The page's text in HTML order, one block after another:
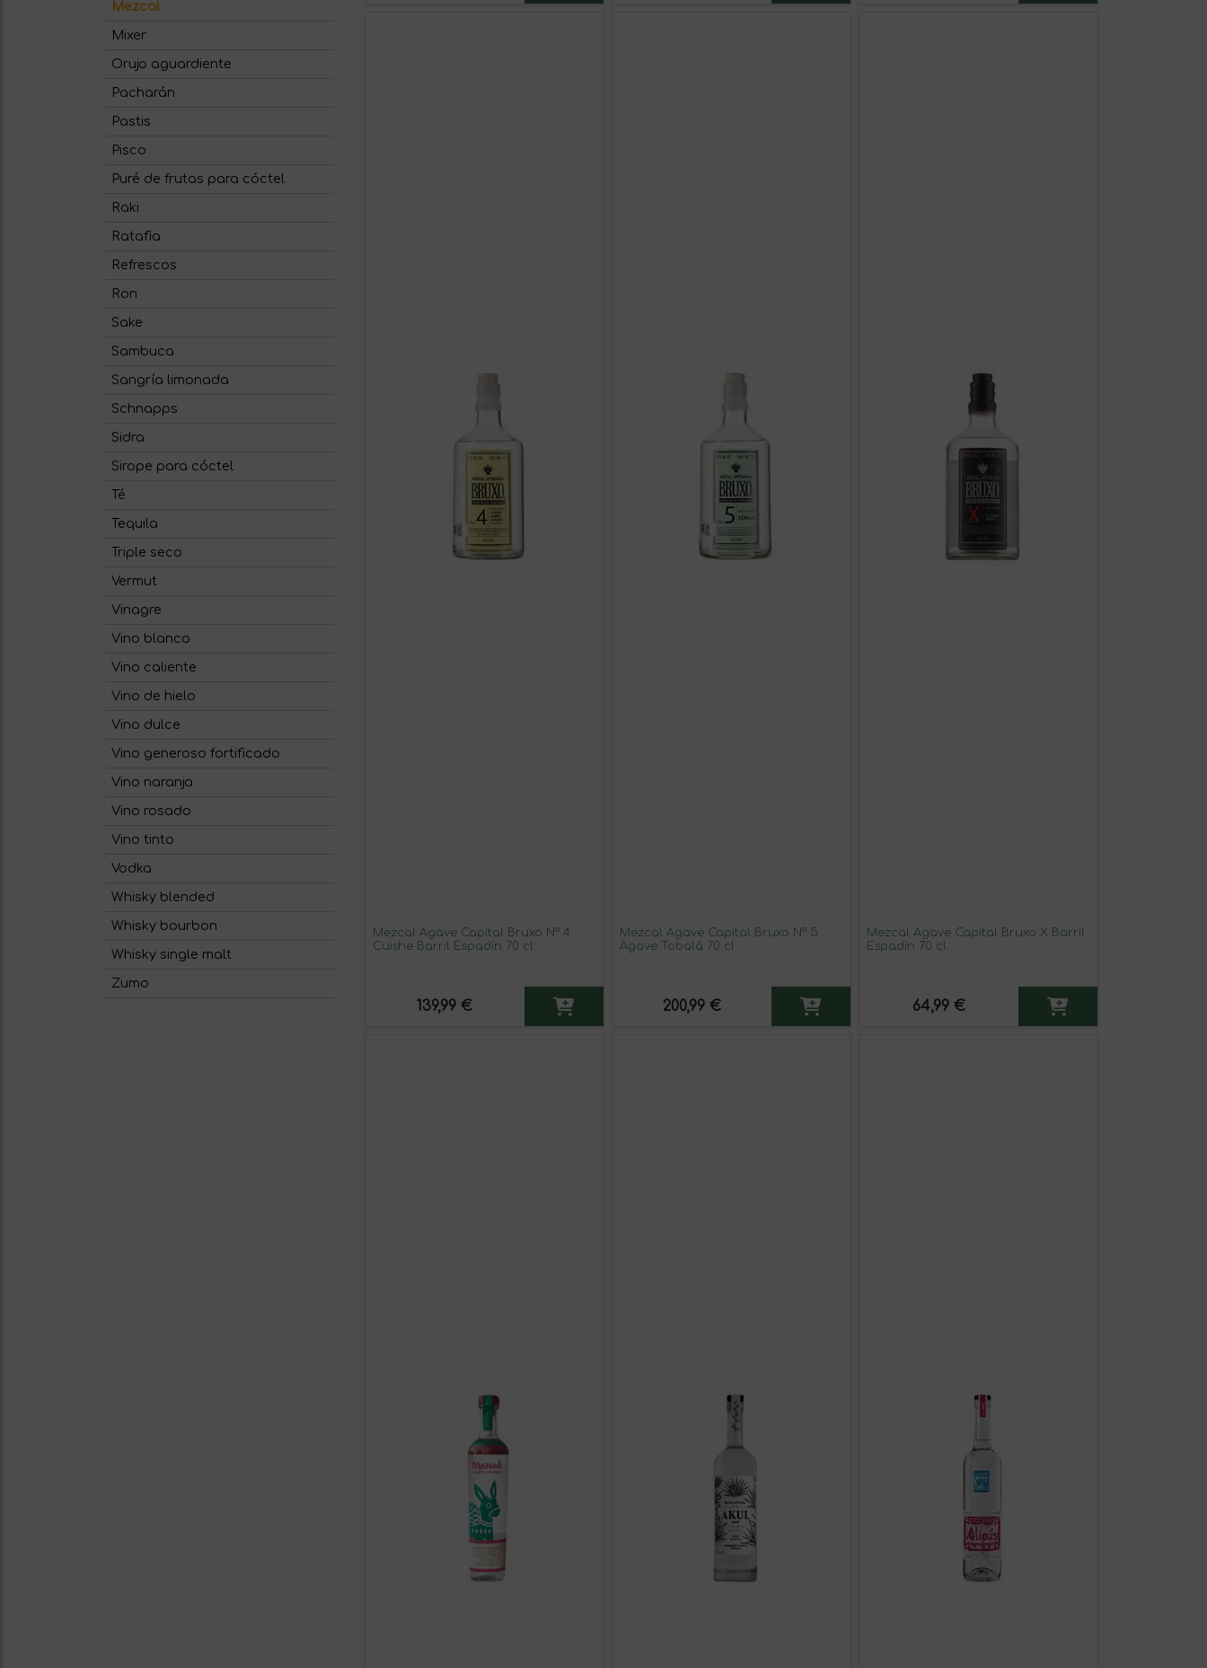
Mezcal
Mixer
Orujo aguardiente
Pacharán
Pastis
Pisco
Puré de frutas para cóctel
Raki
Ratafia
Refrescos
Ron
Sake
Sambuca
Sangría limonada
Schnapps
Sidra
Sirope para cóctel
Té
Tequila
Triple seco
Vermut
Vinagre
Vino blanco
Vino caliente
Vino de hielo
Vino dulce
Vino generoso fortificado
Vino naranja
Vino rosado
Vino tinto
Vodka
Whisky blended
Whisky bourbon
Whisky single malt
Zumo
Mezcal Agave Capital Bruxo Nº 4
Cuishe Barril Espadín 70 cl
139,99 €
Mezcal Agave Capital Bruxo Nº 5
Agave Tobalá 70 cl
200,99 €
Mezcal Agave Capital Bruxo X Barril
Espadín 70 cl
64,99 €